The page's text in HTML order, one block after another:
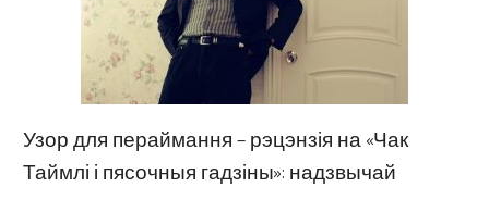
Узор для пераймання – рэцэнзія на «Чак
Таймлі і пясочныя гадзіны»: надзвычай